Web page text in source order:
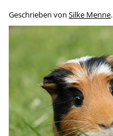
Geschrieben von Silke Menne.